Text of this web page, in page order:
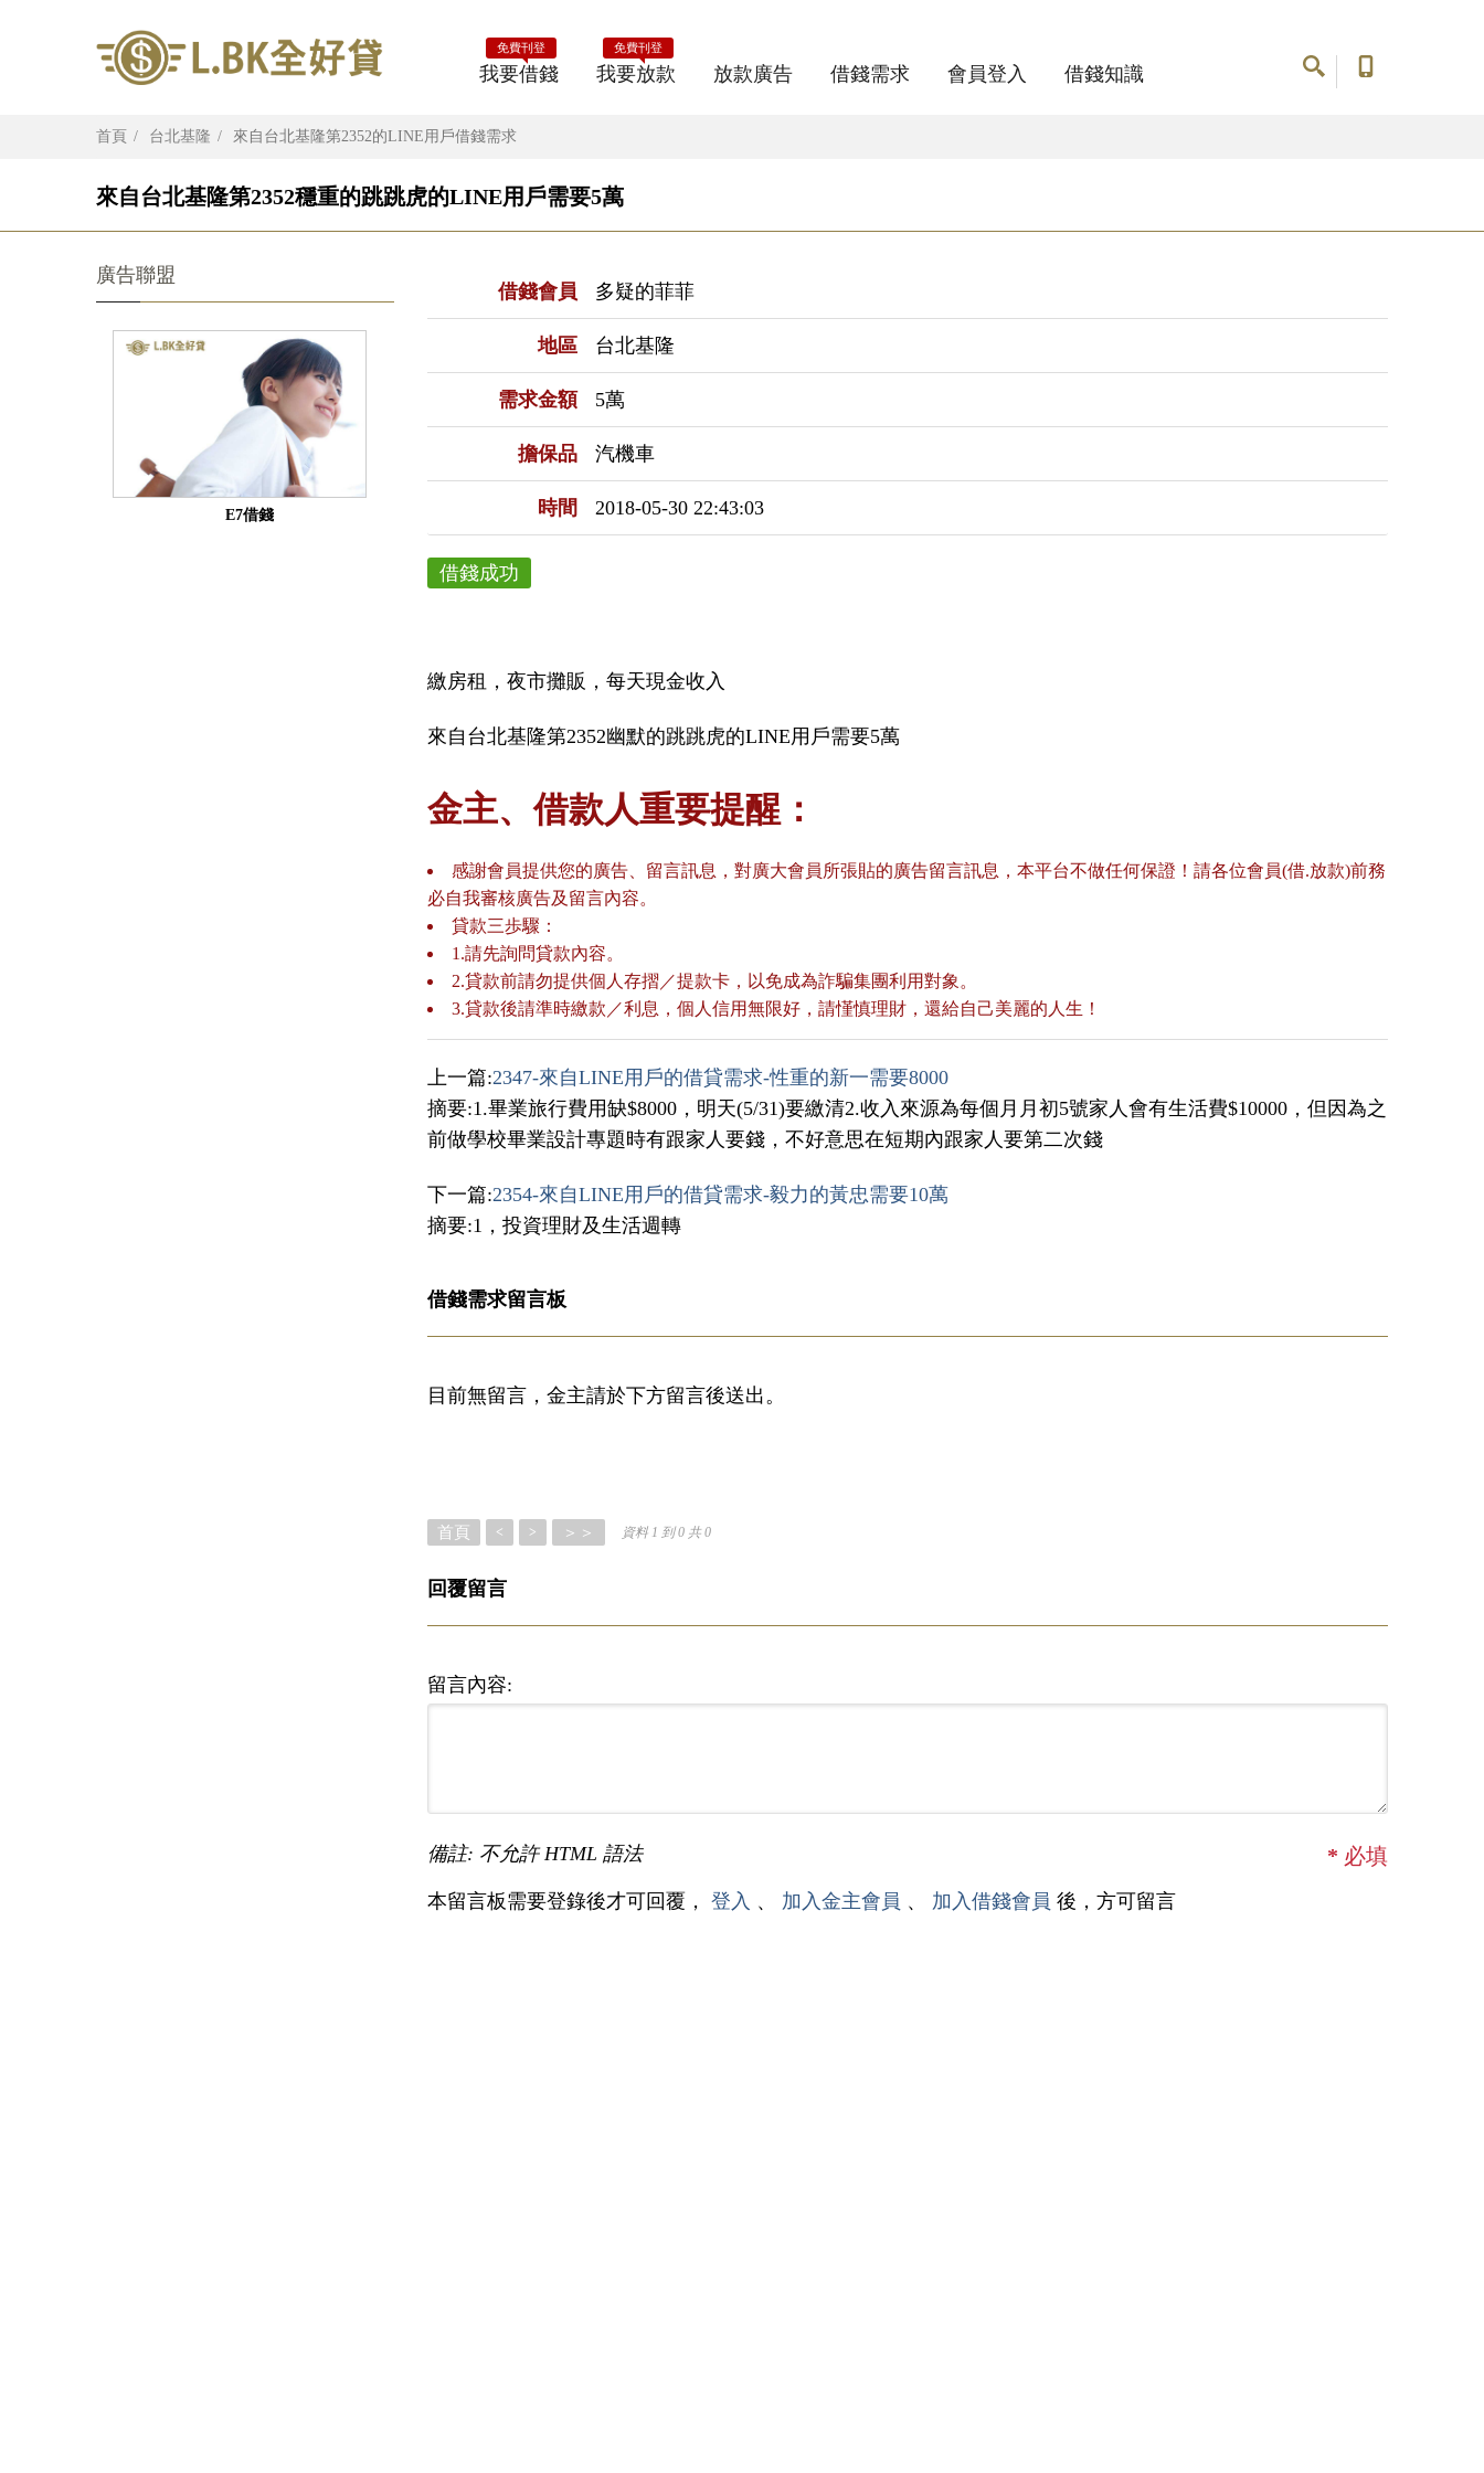
我要借錢
免費刊登
我要放款
免費刊登
放款廣告 借錢需求 會員登入 借錢知識
首頁 台北基隆 來自台北基隆第2352的LINE用戶借錢需求
來自台北基隆第2352穩重的跳跳虎的LINE用戶需要5萬
借錢會員 多疑的菲菲
地區 台北基隆
需求金額 5萬
擔保品 汽機車
時間 2018-05-30 22:43:03
借錢成功
繳房租，夜市攤販，每天現金收入
來自台北基隆第2352幽默的跳跳虎的LINE用戶需要5萬
金主、借款人重要提醒：
感謝會員提供您的廣告、留言訊息，對廣大會員所張貼的廣告留言訊息，本平台不做任何保證！請各位會員(借.放款)前務
必自我審核廣告及留言內容。
貸款三歩驟：
1.請先詢問貸款內容。
2.貸款前請勿提供個人存摺／提款卡，以免成為詐騙集團利用對象。
3.貸款後請準時繳款／利息，個人信用無限好，請慬慎理財，還給自己美麗的人生！
上一篇:2347-來自LINE用戶的借貸需求-性重的新一需要8000
摘要:1.畢業旅行費用缺$8000，明天(5/31)要繳清2.收入來源為每個月月初5號家人會有生活費$10000，但因為之
前做學校畢業設計專題時有跟家人要錢，不好意思在短期內跟家人要第二次錢
下一篇:2354-來自LINE用戶的借貸需求-毅力的黃忠需要10萬
摘要:1，投資理財及生活週轉
借錢需求留言板
目前無留言，金主請於下方留言後送出。
首頁 < > ＞＞ 資料 1 到 0 共 0
回覆留言
留言內容:
備註: 不允許 HTML 語法 * 必填
本留言板需要登錄後才可回覆， 登入 、 加入金主會員 、 加入借錢會員 後，方可留言
廣告聯盟
E7借錢